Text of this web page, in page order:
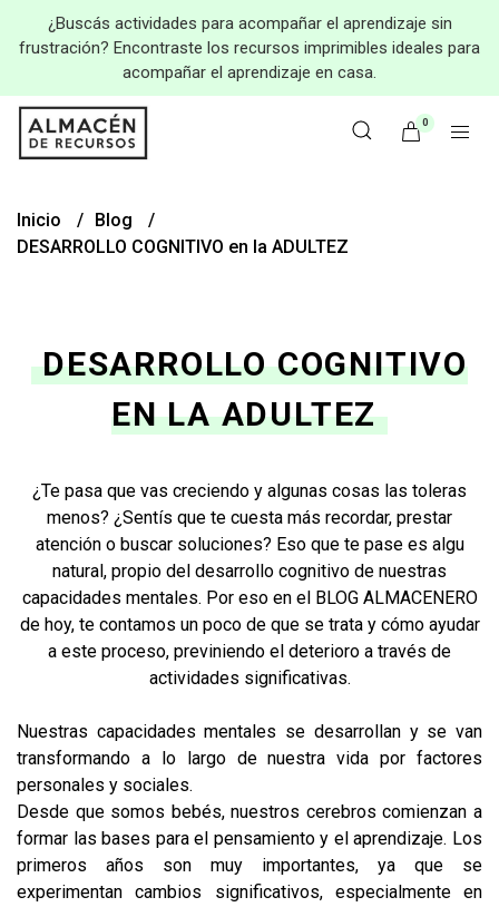
¿Buscás actividades para acompañar el aprendizaje sin
frustración? Encontraste los recursos imprimibles ideales para
acompañar el aprendizaje en casa.
0
Inicio
Blog
DESARROLLO COGNITIVO en la ADULTEZ
DESARROLLO COGNITIVO
EN LA ADULTEZ
¿Te pasa que vas creciendo y algunas cosas las toleras
menos? ¿Sentís que te cuesta más recordar, prestar
atención o buscar soluciones? Eso que te pase es algu
natural, propio del desarrollo cognitivo de nuestras
capacidades mentales. Por eso en el BLOG ALMACENERO
de hoy, te contamos un poco de que se trata y cómo ayudar
a este proceso, previniendo el deterioro a través de
actividades significativas.
Nuestras capacidades mentales se desarrollan y se van
transformando a lo largo de nuestra vida por factores
personales y sociales.
Desde que somos bebés, nuestros cerebros comienzan a
formar las bases para el pensamiento y el aprendizaje. Los
primeros años son muy importantes, ya que se
experimentan cambios significativos, especialmente en